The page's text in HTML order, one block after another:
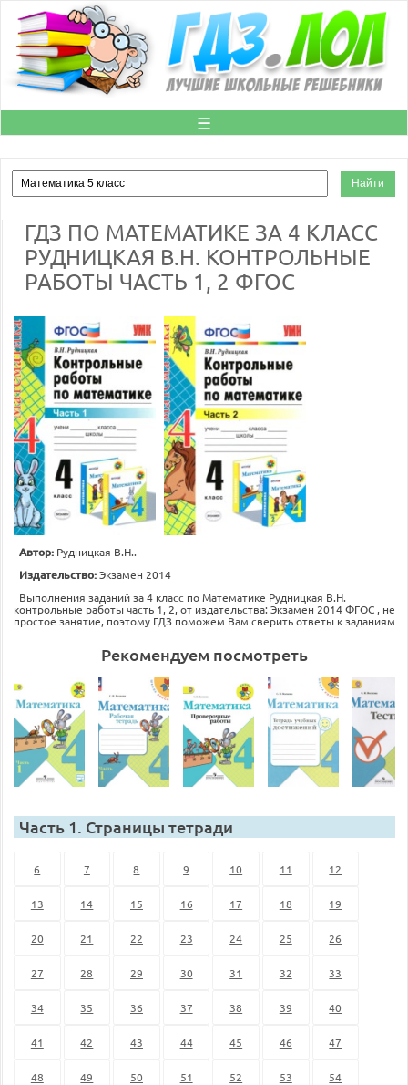
☰
ГДЗ ПО МАТЕМАТИКЕ ЗА 4 КЛАСС
РУДНИЦКАЯ В.Н. КОНТРОЛЬНЫЕ
РАБОТЫ ЧАСТЬ 1, 2 ФГОС
Автор: Рудницкая В.Н..
Издательство:Экзамен 2014
Выполнения заданий за 4 класс по Математике Рудницкая В.Н.
контрольные работы часть 1, 2, от издательства: Экзамен 2014 ФГОС , не
простое занятие, поэтому ГДЗ поможем Вам сверить ответы к заданиям
Рекомендуем посмотреть
Часть 1. Страницы тетради
6 7 8 9 10 11 12
13 14 15 16 17 18 19
20 21 22 23 24 25 26
27 28 29 30 31 32 33
34 35 36 37 38 39 40
41 42 43 44 45 46 47
48 49 50 51 52 53 54